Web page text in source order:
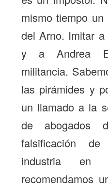
mismo tiempo
del Arno. Imitar
y a Andrea
militancia.
las pirámides y
un llamado a la
de abogados
falsificación
industria en
recomendamos